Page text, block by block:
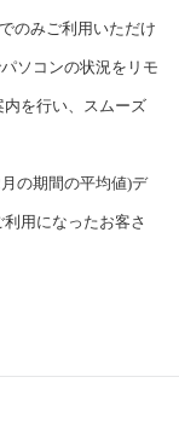
のみご利用いただけ
ソコンの状況をリモ
を行い、スムーズ
の期間の平均値)デ
用になったお客さ